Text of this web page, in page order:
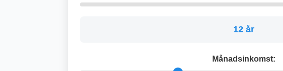
12 år
Månadsinkomst: